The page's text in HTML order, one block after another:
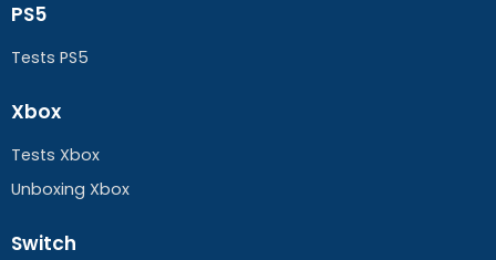
PS5
Tests PS5
Xbox
Tests Xbox
Unboxing Xbox
Switch